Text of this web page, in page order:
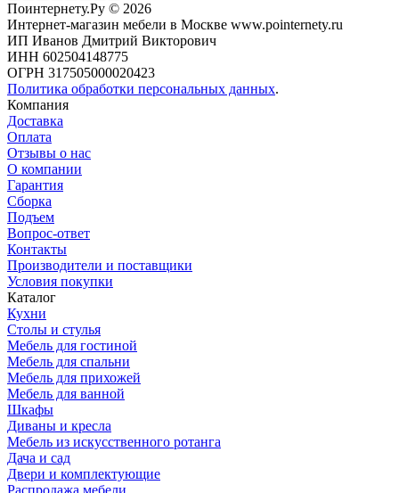
Поинтернету.Ру © 2026
Интернет-магазин мебели в Москве www.pointernety.ru
ИП Иванов Дмитрий Викторович
ИНН 602504148775
ОГРН 317505000020423
Политика обработки персональных данных.
Компания
Доставка
Оплата
Отзывы о нас
О компании
Гарантия
Сборка
Подъем
Вопрос-ответ
Контакты
Производители и поставщики
Условия покупки
Каталог
Кухни
Столы и стулья
Мебель для гостиной
Мебель для спальни
Мебель для прихожей
Мебель для ванной
Шкафы
Диваны и кресла
Мебель из искусственного ротанга
Дача и сад
Двери и комплектующие